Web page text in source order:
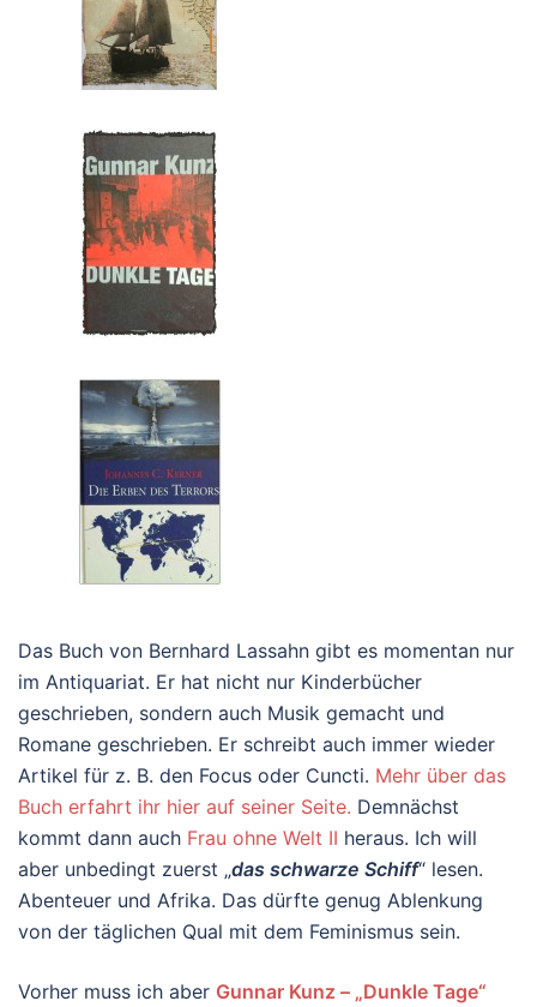
Das Buch von Bernhard Lassahn gibt es momentan nur
im Antiquariat. Er hat nicht nur Kinderbücher
geschrieben, sondern auch Musik gemacht und
Romane geschrieben. Er schreibt auch immer wieder
Artikel für z. B. den Focus oder Cuncti. Mehr über das
Buch erfahrt ihr hier auf seiner Seite. Demnächst
kommt dann auch Frau ohne Welt II heraus. Ich will
aber unbedingt zuerst „das schwarze Schiff“ lesen.
Abenteuer und Afrika. Das dürfte genug Ablenkung
von der täglichen Qual mit dem Feminismus sein.
Vorher muss ich aber Gunnar Kunz – „Dunkle Tage“